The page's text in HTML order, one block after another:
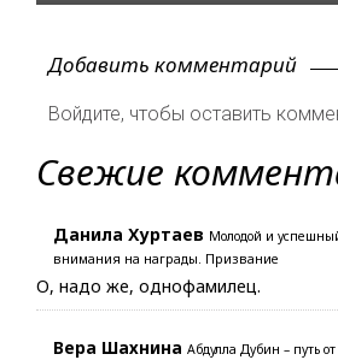
Добавить комментарий
Войдите, чтобы оставить
Свежие
Данила Хуртаев Молодой и
внимания на награды. Призвание
О, надо же, однофамилец.
Вера Шахнина Абдулла Дубин – путь